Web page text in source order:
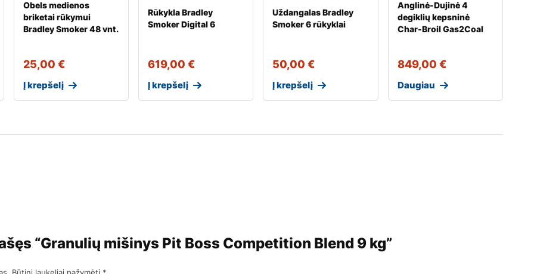
Obels medienos
briketai rūkymui
Bradley Smoker 48 vnt.
25,00 €
Į krepšelį
Rūkykla Bradley
Smoker Digital 6
619,00 €
Į krepšelį
Uždangalas Bradley
Smoker 6 rūkyklai
50,00€
Į krepšelį
Anglinė-Dujinė 4
degiklių kepsninė
Char-Broil Gas2Coal
849,00 €
Daugiau
“Granulių mišinys Pit Boss Competition Blend 9 kg”
Būtini laukeliai pažymėti *